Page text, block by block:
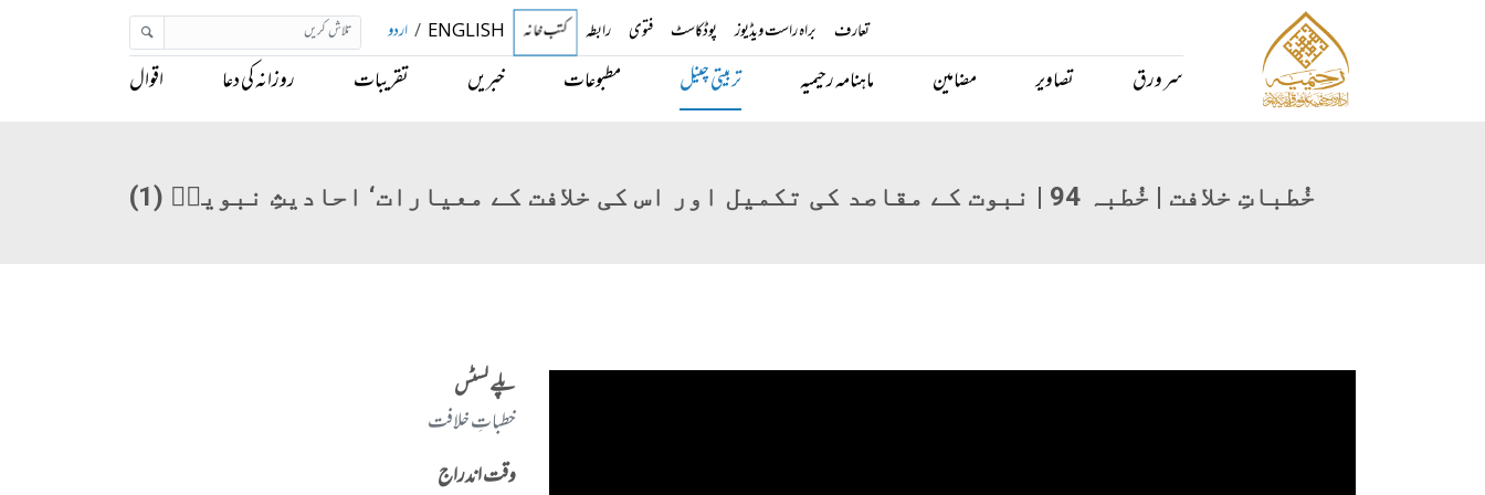
تعارف براہ راست ویڈیوز پوڈکاسٹ فتوی رابطہ کتب خانہ ENGLISH
/ اردو
سر ورق تصاویر مضامین ماہنامہ رحیمیہ تربیتی چینل مطبوعات خبریں تقریبات روزانہ کی دعا اقوال
خُطباتِ خلافت | خُطبہ 94 | نبوت کے مقاصد کی تکمیل اور اس کی خلافت کے معیارات‘ احادیثِ نبویہؐ (1)
پلے لسٹس
خطباتِ خلافت
وقت اندراج